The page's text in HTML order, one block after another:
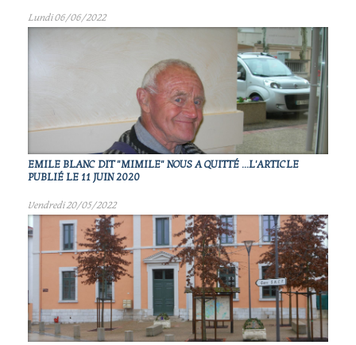
Lundi 06/06/2022
EMILE BLANC DIT "MIMILE" NOUS A QUITTÉ ...L'ARTICLE
PUBLIÉ LE 11 JUIN 2020
Vendredi 20/05/2022